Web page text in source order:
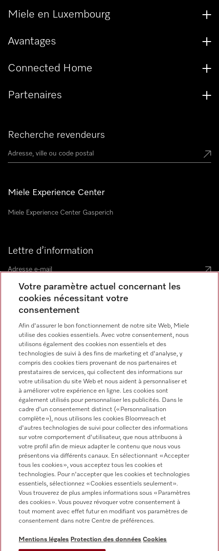
Recherche revendeurs
Miele Experience Center
Miele Experience Center Gasperich
Lettre d’information
Langue
FRANCAIS
Miele en Luxembourg
Avantages
Connected Home
Partenaires
Informations légales
CGV
Protection des données
Conditions d’utilisation
Digital Services Act
Miele sur Instagram
Miele sur Youtube
Votre paramètre actuel concernant les
cookies nécessitant votre
consentement
Afin d'assurer le bon fonctionnement de notre site Web, Miele
utilise des cookies essentiels. Avec votre consentement, nous
utilisons également des cookies non essentiels et des
technologies de suivi à des fins de marketing et d'analyse, y
compris des cookies tiers provenant de nos partenaires et
prestataires de services, qui collectent des informations sur
votre utilisation du site Web et nous aident à personnaliser et
à améliorer votre expérience en ligne. Les cookies sont
également utilisés pour personnaliser les publicités. Dans le
cadre d'un consentement distinct (« Personnalisation
complète »), nous utilisons les cookies Bloomreach et
d'autres technologies de suivi pour collecter des informations
sur votre comportement d'utilisateur, que nous attribuons à
votre profil afin de mieux adapter le contenu que nous vous
présentons via différents canaux. En sélectionnant « Accepter
tous les cookies », vous acceptez tous les cookies et
technologies. Pour n'accepter que les cookies et technologies
essentiels, sélectionnez « Cookies essentiels seulement».
Vous trouverez de plus amples informations sous « Paramètres
des cookies ». Vous pouvez révoquer votre consentement à
tout moment avec effet futur en modifiant vos paramètres de
consentement dans notre Centre de préférences.
Mentions légales Protection des données Cookies